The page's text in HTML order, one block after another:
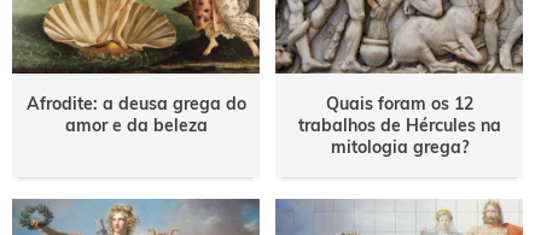
Afrodite: a deusa grega do
amor e da beleza
Quais foram os 12
trabalhos de Hércules na
mitologia grega?